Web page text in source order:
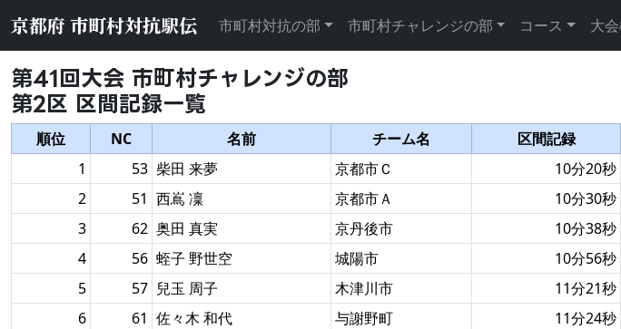
京都府 市町村対抗駅伝 市町村対抗の部 市町村チャレンジの部 コース 大
第41回大会 市町村チャレンジの部
第2区 区間記録一覧
順位 NC 名前 チーム名 区間記録
1
53 柴田 来夢 京都市Ｃ
10分20秒
2
51 西嶌 凜 京都市Ａ
10分30秒
3
62 奥田 真実 京丹後市
10分38秒
4
56 蛭子 野世空 城陽市
10分56秒
5
57 兒玉 周子 木津川市
11分21秒
6
61 佐々木 和代 与謝野町
11分24秒